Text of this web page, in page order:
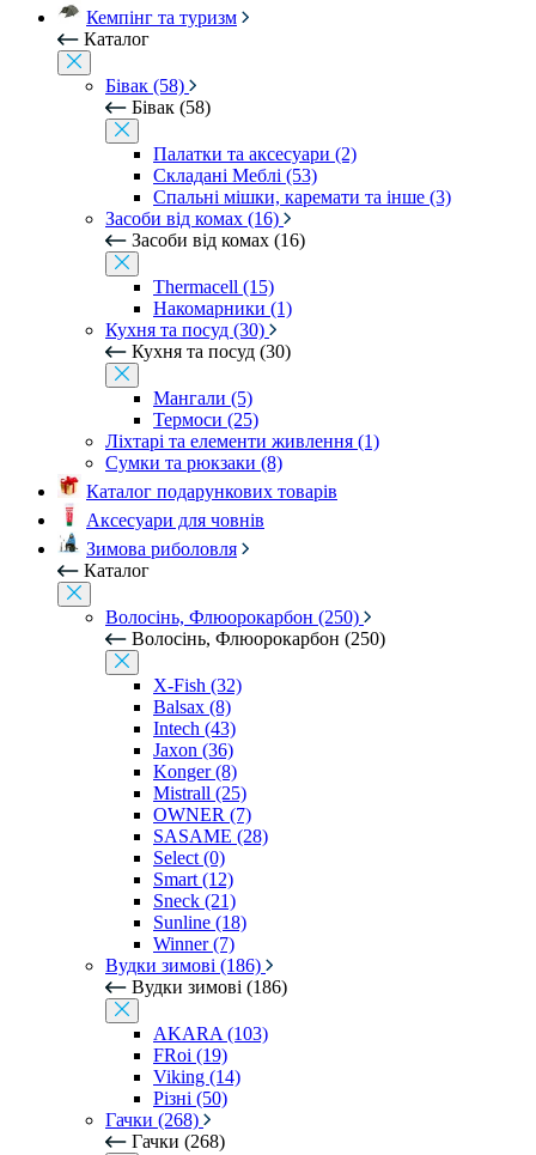
Кемпінг та туризм
Каталог
Бівак (58)
Бівак (58)
Палатки та аксесуари (2)
Складані Меблі (53)
Спальні мішки, каремати та інше (3)
Засоби від комах (16)
Засоби від комах (16)
Thermacell (15)
Накомарники (1)
Кухня та посуд (30)
Кухня та посуд (30)
Мангали (5)
Термоси (25)
Ліхтарі та елементи живлення (1)
Сумки та рюкзаки (8)
Каталог подарункових товарів
Аксесуари для човнів
Зимова риболовля
Каталог
Волосінь, Флюорокарбон (250)
Волосінь, Флюорокарбон (250)
X-Fish (32)
Balsax (8)
Intech (43)
Jaxon (36)
Konger (8)
Mistrall (25)
OWNER (7)
SASAME (28)
Select (0)
Smart (12)
Sneck (21)
Sunline (18)
Winner (7)
Вудки зимові (186)
Вудки зимові (186)
AKARA (103)
FRoi (19)
Viking (14)
Різні (50)
Гачки (268)
Гачки (268)